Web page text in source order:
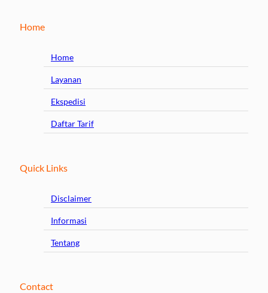
Home
Home
Layanan
Ekspedisi
Daftar Tarif
Quick Links
Disclaimer
Informasi
Tentang
Contact